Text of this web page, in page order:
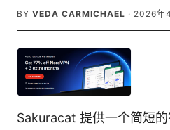
BY VEDA CARMICHAEL · 2026年
Sakuracat 提供一个简短